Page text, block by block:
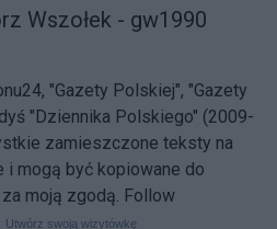
Wszołek - gw1990
"Gazety Polskiej", "Gazety
"Dziennika Polskiego" (2009-
zamieszczone teksty na
i mogą być kopiowane do
moją zgodą. Follow
Utwórz swoją wizytówkę